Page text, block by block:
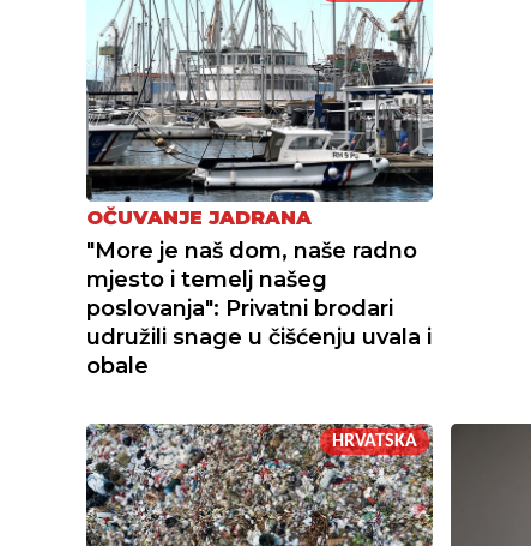
OČUVANJE JADRANA
"More je naš dom, naše radno
mjesto i temelj našeg
poslovanja": Privatni brodari
udružili snage u čišćenju uvala i
obale
HRVATSKA